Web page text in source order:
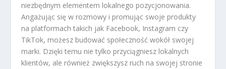
niezbędnym elementem lokalnego pozycjonowania.
Angażując się w rozmowy i promując swoje produkty
na platformach takich jak Facebook, Instagram czy
TikTok, możesz budować społeczność wokół swojej
marki. Dzięki temu nie tylko przyciągniesz lokalnych
klientów, ale również zwiększysz ruch na swojej stronie